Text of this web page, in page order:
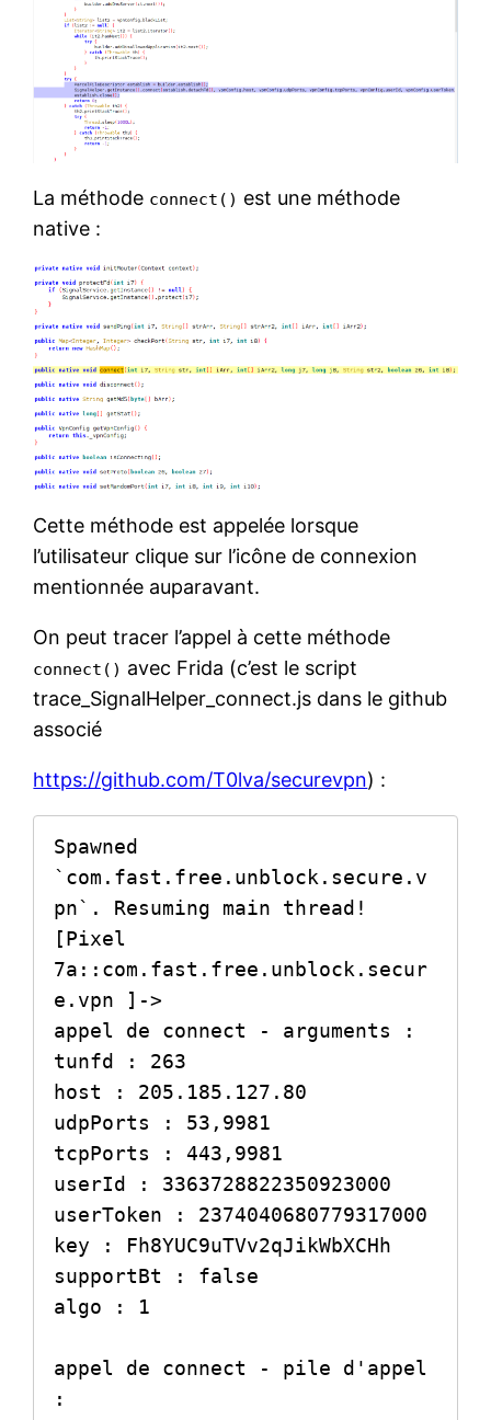
La méthode connect() est une méthode
native :
Cette méthode est appelée lorsque
l’utilisateur clique sur l’icône de connexion
mentionnée auparavant.
On peut tracer l’appel à cette méthode
connect() avec Frida (c’est le script
trace_SignalHelper_connect.js dans le github
associé
https://github.com/T0lva/securevpn) :
Spawned
`com.fast.free.unblock.secure.v
pn`. Resuming main thread!
[Pixel
7a::com.fast.free.unblock.secur
e.vpn ]->
appel de connect - arguments :
tunfd : 263
host : 205.185.127.80
udpPorts : 53,9981
tcpPorts : 443,9981
userId : 3363728822350923000
userToken : 2374040680779317000
key : Fh8YUC9uTVv2qJikWbXCHh
supportBt : false
algo : 1
appel de connect - pile d'appel
: